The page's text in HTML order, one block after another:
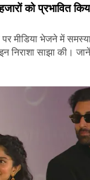
को प्रभावित
पर मीडिया भेजने में
निराशा साझा की।